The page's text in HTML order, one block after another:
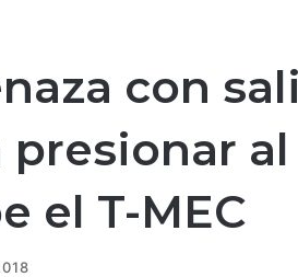
con
presionar
el T-MEC